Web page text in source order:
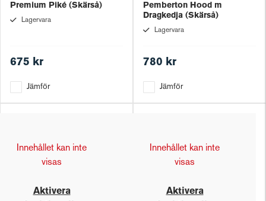
Premium Piké (Skärså)
Lagervara
675 kr
Jämför
Pemberton Hood m
Dragkedja (Skärså)
Lagervara
780 kr
Jämför
Innehållet kan inte
visas
Aktivera
Innehållet kan inte
visas
Aktivera